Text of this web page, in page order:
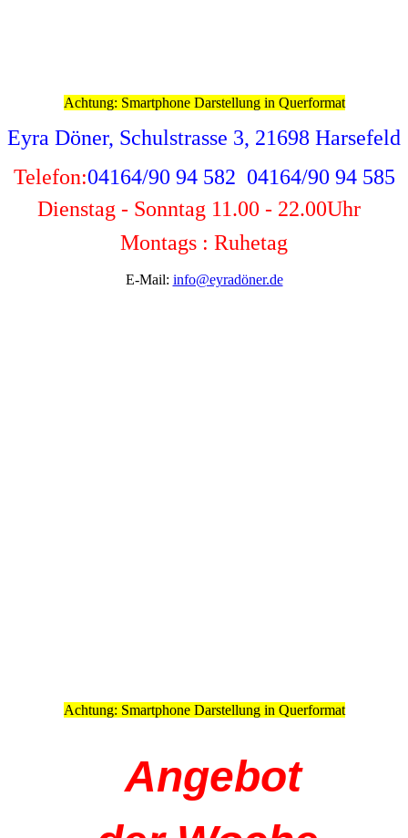
Achtung: Smartphone Darstellung in Querformat
Eyra Döner, Schulstrasse 3, 21698 Harsefeld
Telefon:04164/90 94 582 04164/90 94 585
Dienstag - Sonntag 11.00 - 22.00Uhr
Montags : Ruhetag
E-Mail: info@eyradöner.de
Achtung: Smartphone Darstellung in Querformat
Angebot